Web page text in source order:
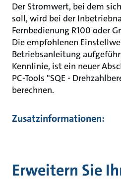
Der Stromwert, bei dem
soll, wird bei der
Fernbedienung R100 oder
Die empfohlenen
Betriebsanleitung
Kennlinie, ist ein neuer
PC-Tools "SQE -
berechnen.
Zusatzinformationen:
Erweitern Sie